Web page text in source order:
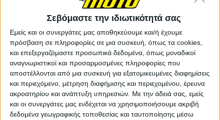
Σεβόμαστε την ιδιωτικότητά σας
Εμείς και οι συνεργάτες μας αποθηκεύουμε και/ή έχουμε
πρόσβαση σε πληροφορίες σε μια συσκευή, όπως τα cookies,
και επεξεργαζόμαστε προσωπικά δεδομένα, όπως μοναδικοί
αναγνωριστικοί και προσαρμοσμένες πληροφορίες που
αποστέλλονται από μια συσκευή για εξατομικευμένες διαφημίσεις
και περιεχόμενο, μέτρηση διαφήμισης και περιεχομένου, έρευνα
ακροατηρίου και ανάπτυξη υπηρεσιών. Με την άδειά σας, εμείς
και οι συνεργάτες μας ενδέχεται να χρησιμοποιήσουμε ακριβή
δεδομένα γεωγραφικής τοποθεσίας και ταυτοποίησης μέσω
Νέα Μοντέλα 5/5/2026
Honda CRF 450RX Rally - Αγωνιστική ρέπλικα από το
HRC για πολύ λίγους